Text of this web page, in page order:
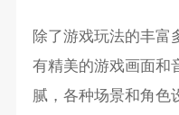
除了游戏玩法的丰富
有精美的游戏画面和
腻，各种场景和角色